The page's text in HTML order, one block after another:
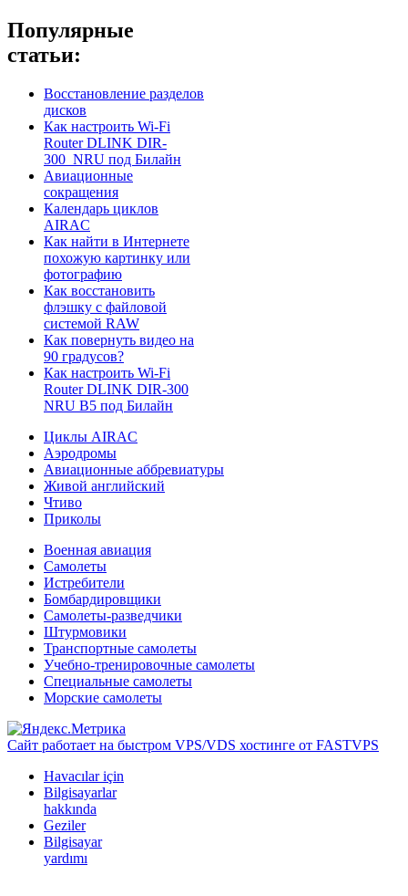
Популярные
статьи:
Восстановление разделов
дисков
Как настроить Wi-Fi
Router DLINK DIR-
300_NRU под Билайн
Авиационные
сокращения
Календарь циклов
AIRAC
Как найти в Интернете
похожую картинку или
фотографию
Как восстановить
флэшку с файловой
системой RAW
Как повернуть видео на
90 градусов?
Как настроить Wi-Fi
Router DLINK DIR-300
NRU B5 под Билайн
Циклы AIRAC
Аэродромы
Авиационные аббревиатуры
Живой английский
Чтиво
Приколы
Военная авиация
Самолеты
Истребители
Бомбардировщики
Самолеты-разведчики
Штурмовики
Транспортные самолеты
Учебно-тренировочные самолеты
Специальные самолеты
Морские самолеты
Сайт работает на быстром VPS/VDS хостинге от FASTVPS
Havacılar için
Bilgisayarlar
hakkında
Geziler
Bilgisayar
yardımı